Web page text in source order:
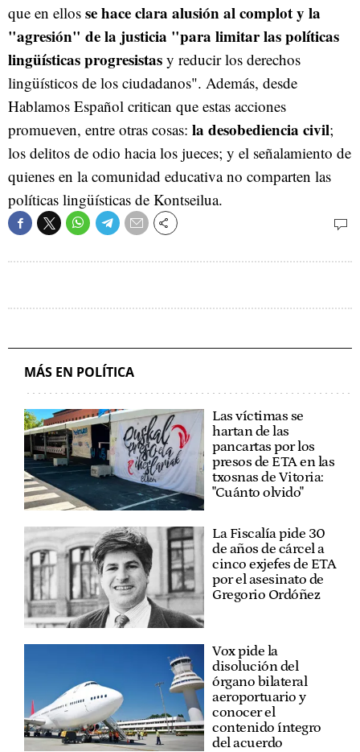
que en ellos se hace clara alusión al complot y la
"agresión" de la justicia "para limitar las políticas
lingüísticas progresistas y reducir los derechos
lingüísticos de los ciudadanos". Además, desde
Hablamos Español critican que estas acciones
promueven, entre otras cosas: la desobediencia civil;
los delitos de odio hacia los jueces; y el señalamiento de
quienes en la comunidad educativa no comparten las
políticas lingüísticas de Kontseilua.
MÁS EN POLÍTICA
Las víctimas se
hartan de las
pancartas por los
presos de ETA en las
txosnas de Vitoria:
"Cuánto olvido"
La Fiscalía pide 30
de años de cárcel a
cinco exjefes de ETA
por el asesinato de
Gregorio Ordóñez
Vox pide la
disolución del
órgano bilateral
aeroportuario y
conocer el
contenido íntegro
del acuerdo